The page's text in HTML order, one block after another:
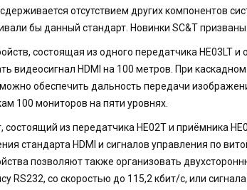
отсутствием других компонентов
бы данный стандарт. Новинки SC&T
состоящая из одного передатчика HE03LT
видеосигнал HDMI на 100 метров. При
обеспечить дальность передачи
100 мониторов на пяти уровнях.
состоящий из передатчика HE02T и приёмника
стандарта HDMI и сигналов управления по
позволяют также организовать
RS232, со скоростью до 115,2 кбит/с, или